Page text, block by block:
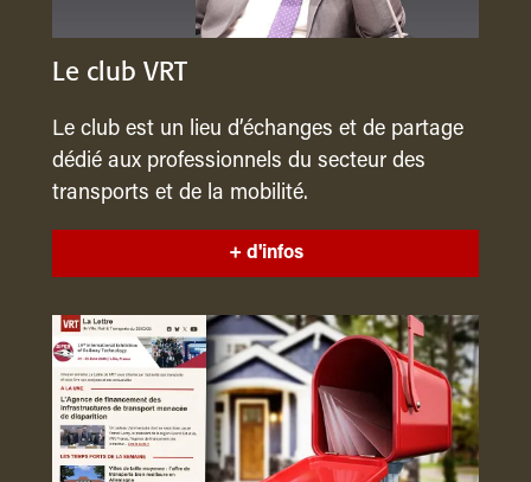
Le club VRT
Le club est un lieu d’échanges et de partage
dédié aux professionnels du secteur des
transports et de la mobilité.
+ d'infos